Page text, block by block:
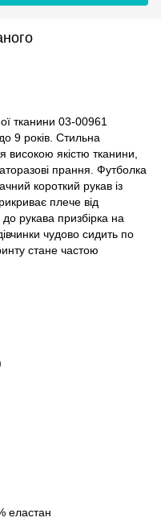
тканини 03-00961
9 років. Стильна
високою якістю тканини,
прання. Футболка
короткий рукав із
плече від
рукава призбірка на
чудово сидить по
стане частою
еластан